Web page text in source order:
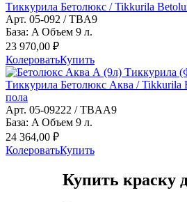
Тиккурила Бетолюкс / Tikkurila
Арт. 05-092 / TBA9
База: A Объем 9 л.
23 970,00 ₽
КолероватьКупить
Тиккурила Бетолюкс Аква / Tikkurila
пола
Арт. 05-09222 / TBAA9
База: A Объем 9 л.
24 364,00 ₽
КолероватьКупить
Купить краску